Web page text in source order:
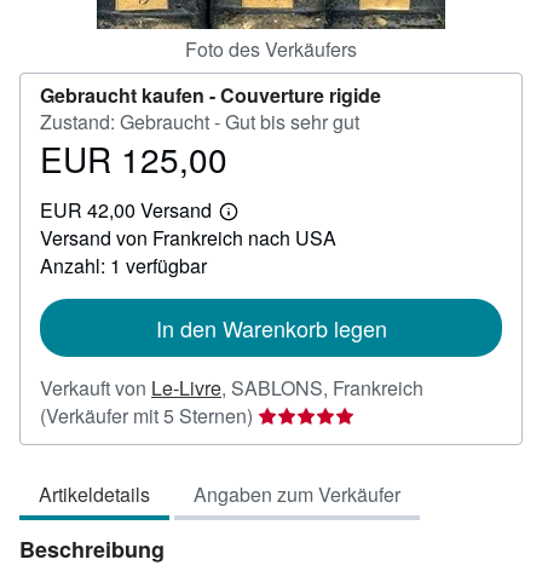
Foto des Verkäufers
Gebraucht kaufen -Couverture rigide
Zustand: Gebraucht - Gut bis sehr gut
Preis
125,00
EUR 125,00
EUR 42,00 Versand
Weitere
Informationen
Versand von Frankreich nach USA
Anzahl: 1 verfügbar
In den Warenkorb legen
Verkauft von Le-Livre, SABLONS, Frankreich
(Verkäufer mit 5 Sternen) Verkäuferbewertung
5
5
Sternen
Artikeldetails Angaben zum Verkäufer
Beschreibung